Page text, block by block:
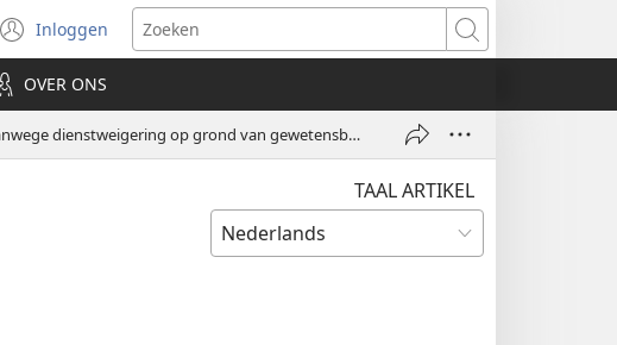
Inloggen
(opent
nieuw
venster)
Zoeken
OVER ONS
Drie broeders in Oekraïne in februari en maart 2025 gevangengezet vanwege dienstweigering op grond van gewetensbezwaren
TAAL ARTIKEL